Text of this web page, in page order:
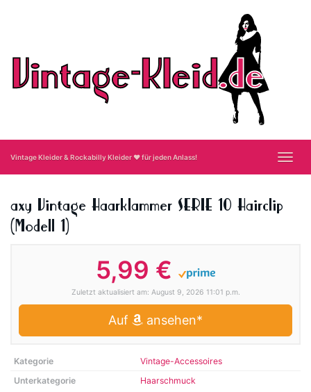
Vintage Kleider & Rockabilly Kleider ❤ für jeden Anlass!
axy Vintage Haarklammer SERIE 10 Hairclip
(Modell 1)
5,99 €
Zuletzt aktualisiert am: August 9, 2026 11:01 p.m.
Auf ansehen*
Kategorie
Vintage-Accessoires
Unterkategorie
Haarschmuck